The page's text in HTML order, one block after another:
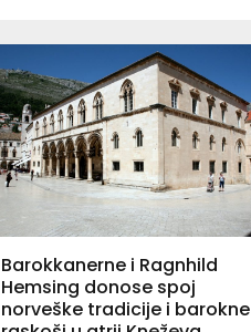
Barokkanerne i Ragnhild
Hemsing donose spoj
norveške tradicije i barokne